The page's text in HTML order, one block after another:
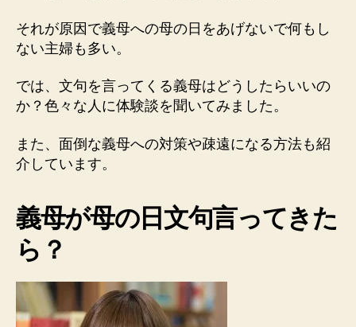
に
は？
へ
それが原因で義母への母の日をあげないで何もし
ない主婦も多い。
では、文句を言ってくる義母はどうしたらいいの
か？色々な人に体験談を聞いてみました。
また、面倒な義母への対策や疎遠になる方法も紹
介しています。
義母が母の日文句言ってきた
ら？